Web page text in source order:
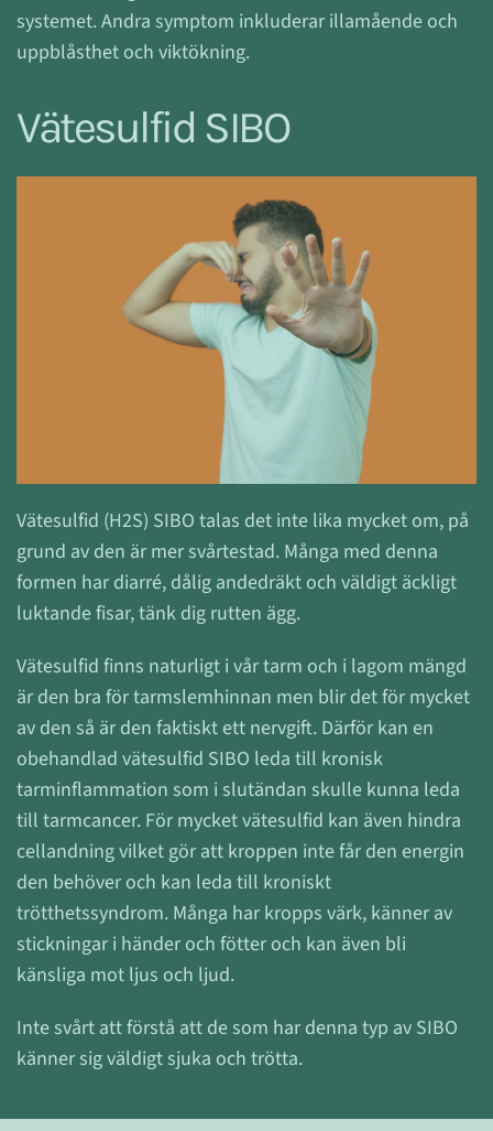
systemet.Andra symptom inkluderar illamående och
uppblåsthet och viktökning.
Vätesulfid SIBO
Vätesulfid (H2S) SIBO talas det inte lika mycket om, på
grund av den är mer svårtestad. Många med denna
formen har diarré, dålig andedräkt och väldigt äckligt
luktande fisar, tänk dig rutten ägg.
Vätesulfid finns naturligt i vår tarm och i lagom mängd
är den bra för tarmslemhinnan men blir det för mycket
av den så är den faktiskt ett nervgift. Därför kan en
obehandlad vätesulfid SIBO leda till kronisk
tarminflammation som i slutändan skulle kunna leda
till tarmcancer. För mycket vätesulfid kan även hindra
cellandning vilket gör att kroppen inte får den energin
den behöver och kan leda till kroniskt
trötthetssyndrom. Många har kropps värk, känner av
stickningar i händer och fötter och kan även bli
känsliga mot ljus och ljud.
Inte svårt att förstå att de som har denna typ av SIBO
känner sig väldigt sjuka och trötta.